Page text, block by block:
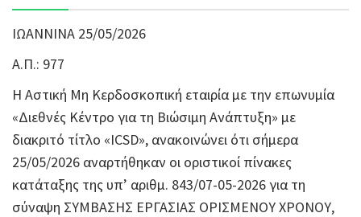
ΙΩΑΝΝΙΝΑ 25/05/2026
Α.Π.: 977
Η Αστική Μη Κερδοσκοπική εταιρία με την επωνυμία
«Διεθνές Κέντρο για τη Βιώσιμη Ανάπτυξη» με
διακριτό τίτλο «ICSD», ανακοινώνει ότι σήμερα
25/05/2026 αναρτήθηκαν οι οριστικοί πίνακες
κατάταξης της υπ’ αριθμ. 843/07-05-2026 για τη
σύναψη ΣΥΜΒΑΣΗΣ ΕΡΓΑΣΙΑΣ ΟΡΙΣΜΕΝΟΥ ΧΡΟΝΟΥ,